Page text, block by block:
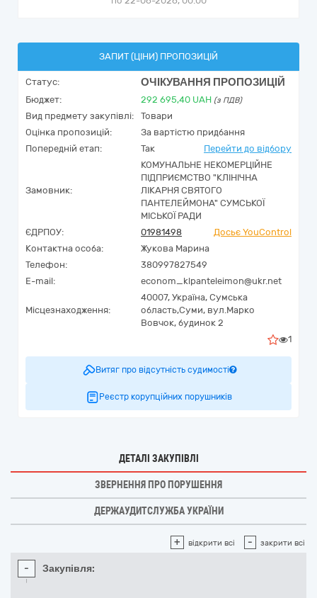
ЗАПИТ (ЦІНИ) ПРОПОЗИЦІЙ
Статус: ОЧІКУВАННЯ ПРОПОЗИЦІЙ
Бюджет: 292 695,40 UAH (з ПДВ)
Вид предмету закупівлі:
Товари
Оцінка пропозицій:
За вартістю придбання
Попередній етап:
Так Перейти до відбору
Замовник:
КОМУНАЛЬНЕ НЕКОМЕРЦІЙНЕ
ПІДПРИЄМСТВО "КЛІНІЧНА
ЛІКАРНЯ СВЯТОГО
ПАНТЕЛЕЙМОНА" СУМСЬКОЇ
МІСЬКОЇ РАДИ
ЄДРПОУ:
01981498
Досьє YouControl
Контактна особа:
Жукова Марина
Телефон:
380997827549
E-mail:
econom_klpanteleimon@ukr.net
Місцезнаходження:
40007, Україна, Сумська
область,Суми, вул.Марко
Вовчок, будинок 2
1
Витяг про відсутність судимості
Реєстр корупційних порушників
ДЕТАЛІ ЗАКУПІВЛІ
ЗВЕРНЕННЯ ПРО ПОРУШЕННЯ
ДЕРЖАУДИТСЛУЖБА УКРАЇНИ
+ відкрити всі - закрити всі
- Закупівля: